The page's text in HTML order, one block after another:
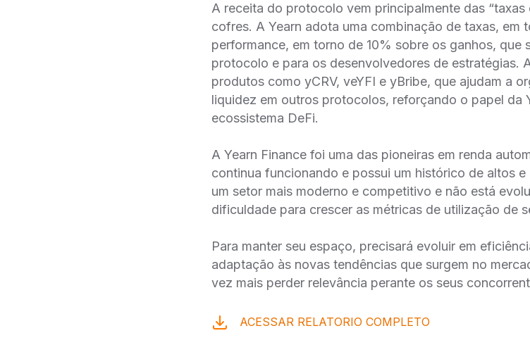
A receita do protocolo vem principalmente das
cofres. A Yearn adota uma combinação de taxas, em
performance, em torno de 10% sobre os ganhos, que
protocolo e para os desenvolvedores de estratégias.
produtos como yCRV, veYFI e yBribe, que ajudam a
liquidez em outros protocolos, reforçando o papel da
ecossistema DeFi.
A Yearn Finance foi uma das pioneiras em renda
continua funcionando e possui um histórico de altos
um setor mais moderno e competitivo e não está
dificuldade para crescer as métricas de utilização de
Para manter seu espaço, precisará evoluir em
adaptação às novas tendências que surgem no
vez mais perder relevância perante os seus
ACESSAR RELATORIO COMPLETO